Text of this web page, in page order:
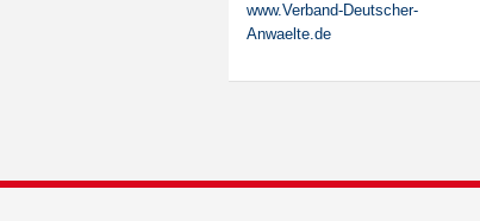
www.Verband-Deutscher-
Anwaelte.de